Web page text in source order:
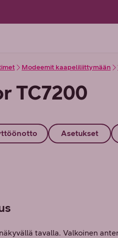
Modeemit kaapeliliittymään
TC7200
Asetukset
tavalla. Valkoinen